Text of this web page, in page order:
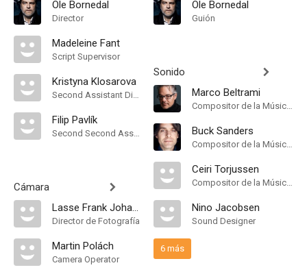
Ole Bornedal
Director
Madeleine Fant
Script Supervisor
Kristyna Klosarova
Second Assistant Director
Filip Pavlík
Second Second Assistant Director
Cámara
Lasse Frank Johannessen
Director de Fotografía
Martin Polách
Camera Operator
Ole Bornedal
Guión
Sonido
Marco Beltrami
Compositor de la Música Original
Buck Sanders
Compositor de la Música Original
Ceiri Torjussen
Compositor de la Música Original
Nino Jacobsen
Sound Designer
6 más